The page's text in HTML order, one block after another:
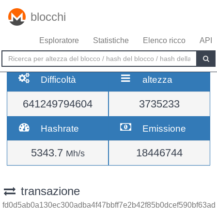
blocchi
Esploratore Statistiche Elenco ricco API
Difficoltà
641249794604
altezza
3735233
Hashrate
5343.7 Mh/s
Emissione
18446744
transazione
fd0d5ab0a130ec300adba4f47bbff7e2b42f85b0dcef590bf63ad